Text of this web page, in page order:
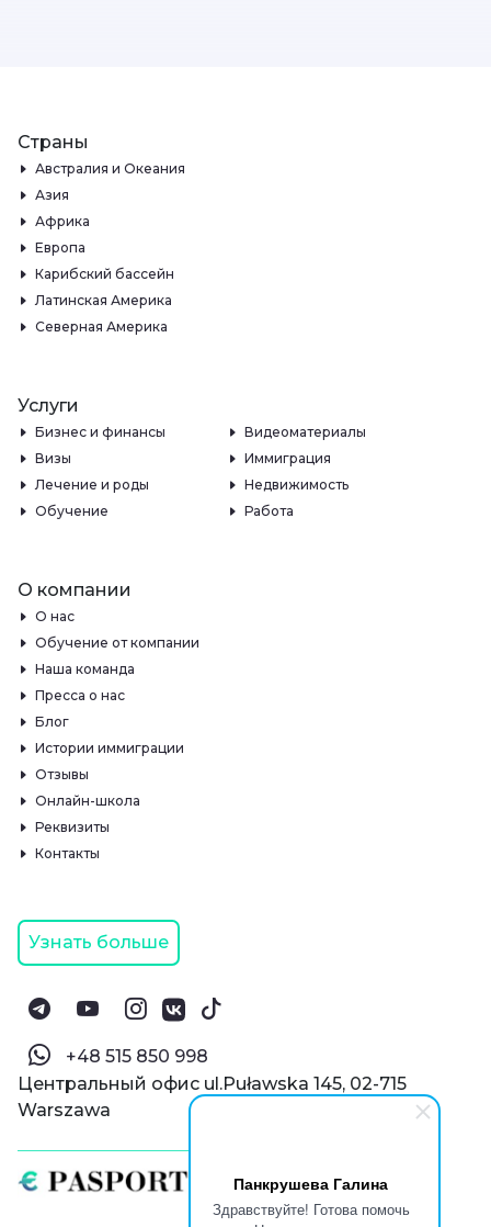
Панкрушева Галина
Здравствуйте! Готова помочь
Страны
Австралия и Океания
Азия
Африка
Европа
Карибский бассейн
Латинская Америка
Северная Америка
Услуги
Бизнес и финансы
Видеоматериалы
Визы
Иммиграция
Лечение и роды
Недвижимость
Обучение
Работа
О компании
О нас
Обучение от компании
Наша команда
Пресса о нас
Блог
Истории иммиграции
Отзывы
Онлайн-школа
Реквизиты
Контакты
Узнать больше
‪+48 515 850 998‬
Центральный офис ul.Puławska 145, 02-715
Warszawa